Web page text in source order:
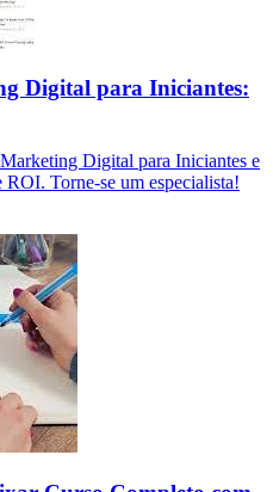
Digital para Iniciantes:
Digital para Iniciantes e
Torne-se um especialista!